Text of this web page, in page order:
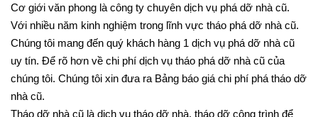
Cơ giới văn phong là công ty chuyên dịch vụ phá dỡ nhà cũ.
Với nhiều năm kinh nghiệm trong lĩnh vực tháo phá dỡ nhà cũ.
Chúng tôi mang đến quý khách hàng 1 dịch vụ phá dỡ nhà cũ
uy tín. Để rõ hơn về chi phí dịch vụ tháo phá dỡ nhà cũ của
chúng tôi. Chúng tôi xin đưa ra Bảng báo giá chi phí phá tháo dỡ
nhà cũ.
Tháo dỡ nhà cũ là dịch vụ tháo dỡ nhà, tháo dỡ công trình để